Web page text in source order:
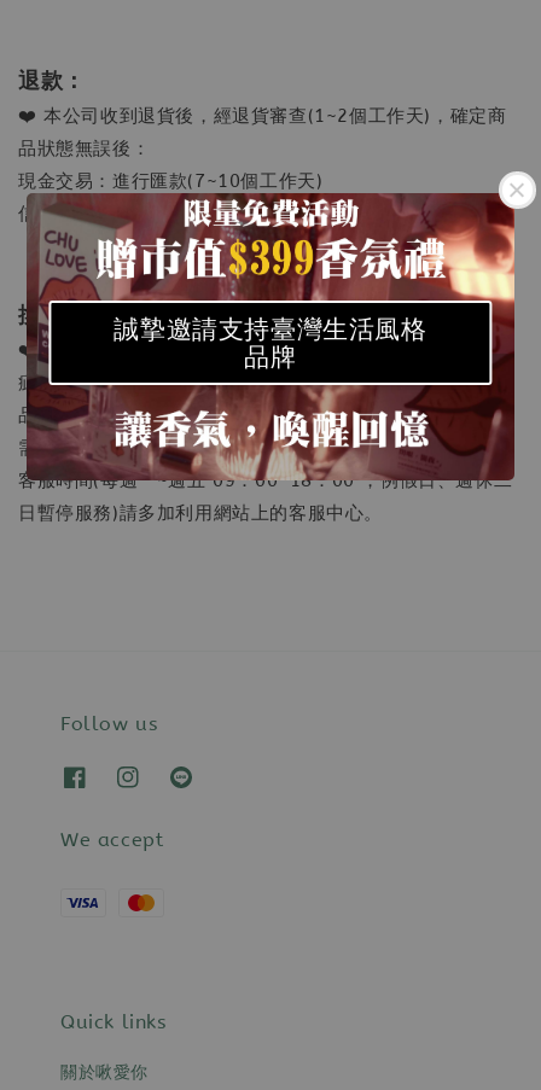
誠摯邀請支持臺灣生活風格
品牌
退款：
❤️ 本公司收到退貨後，經退貨審查(1~2個工作天)，確定商
品狀態無誤後：
現金交易：進行匯款(7~10個工作天)
信用卡付款；立即退刷
換貨︰
❤️到貨7天內，若拆封時發現商品有任何問題(產品本身瑕
疵，非人為使用造成且瑕疵須由雙方共同認定、收到錯誤商
品)
需換貨，請聯絡客服專線：02-8647-3337(無分機)
客服時間(每週一~週五 09：00-18：00 ，例假日、週休二
日暫停服務)請多加利用網站上的客服中心。
Follow us
We accept
Quick links
關於啾愛你